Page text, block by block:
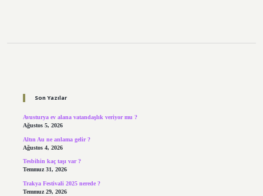
Son Yazılar
Avusturya ev alana vatandaşlık veriyor mu ?
Ağustos 5, 2026
Altın Au ne anlama gelir ?
Ağustos 4, 2026
Tesbihin kaç taşı var ?
Temmuz 31, 2026
Trakya Festivali 2025 nerede ?
Temmuz 29, 2026